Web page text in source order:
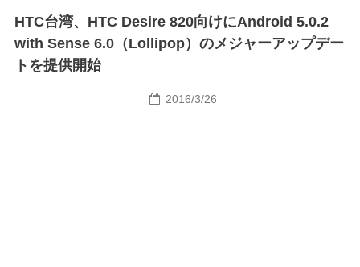
HTC台湾、HTC Desire 820向けにAndroid 5.0.2
with Sense 6.0（Lollipop）のメジャーアップデー
トを提供開始
2016/3/26